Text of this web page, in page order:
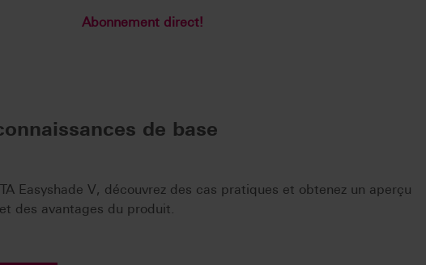
Abonnement direct!
de base
Easyshade V, découvrez des cas pratiques et obtenez un aperçu
des avantages du produit.